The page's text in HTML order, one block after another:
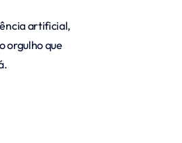
artificial,
orgulho que